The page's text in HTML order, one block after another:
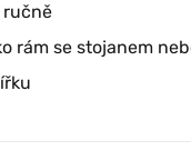
ručně
rám se stojanem